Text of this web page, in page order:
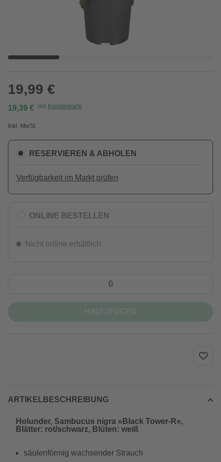
19,99 €
19,39 € mit Kundenkarte
Inkl. MwSt.
RESERVIEREN & ABHOLEN
Verfügbarkeit im Markt prüfen
ONLINE BESTELLEN
Nicht online erhältlich
ARTIKELBESCHREIBUNG
Holunder, Sambucus nigra »Black Tower-R«,
Blätter: rot/schwarz, Blüten: weiß
säulenförmig wachsender Strauch